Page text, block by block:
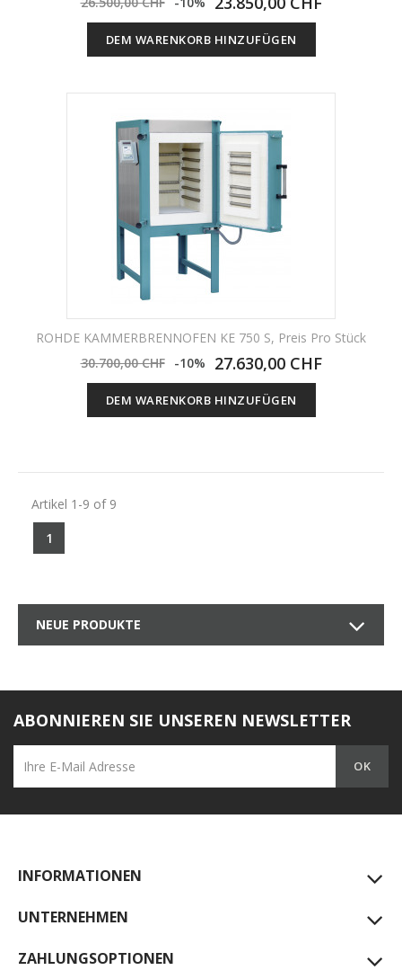
DEM WARENKORB HINZUFÜGEN
ROHDE KAMMERBRENNOFEN KE 750 S, Preis Pro Stück
30.700,00 CHF
-10% 27.630,00 CHF
DEM WARENKORB HINZUFÜGEN
Artikel 1-9 of 9
1
NEUE PRODUKTE
ABONNIEREN SIE UNSEREN NEWSLETTER
INFORMATIONEN
UNTERNEHMEN
ZAHLUNGSOPTIONEN